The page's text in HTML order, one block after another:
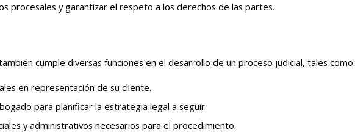
procesales y garantizar el respeto a los derechos de las partes.
cumple diversas funciones en el desarrollo de un proceso judicial, tales como:
en representación de su cliente.
para planificar la estrategia legal a seguir.
y administrativos necesarios para el procedimiento.